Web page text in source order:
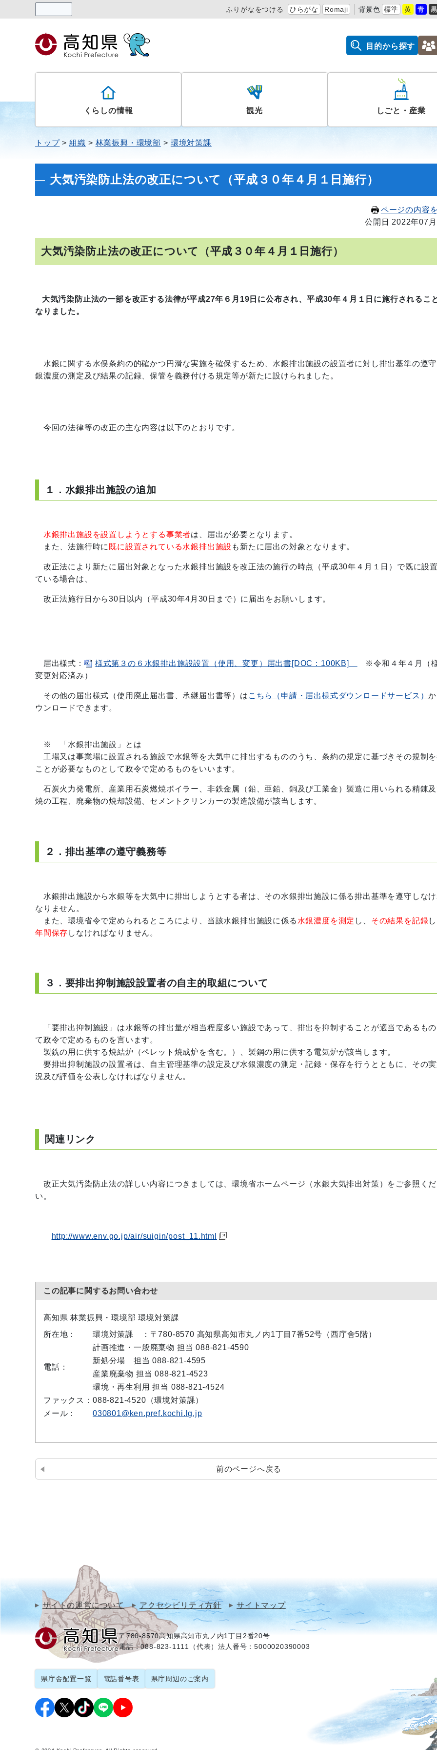
ふりがなをつける ひらがな Romaji 背景色 標準 黄 青
目的から探す
くらしの情報 観光 しごと・産業
トップ 組織 林業振興・環境部 環境対策課
大気汚染防止法の改正について（平成３０年４月１日施行）
ページの内容
公開日 2022年07
大気汚染防止法の改正について（平成３０年４月１日施行）
大気汚染防止法の一部を改正する法律が平成27年６月19日に公布され、平成30年４月１日に施行されるこ
なりました。
水銀に関する水俣条約の的確かつ円滑な実施を確保するため、水銀排出施設の設置者に対し排出基準の遵
銀濃度の測定及び結果の記録、保管を義務付ける規定等が新たに設けられました。
今回の法律等の改正の主な内容は以下のとおりです。
１．水銀排出施設の追加
水銀排出施設を設置しようとする事業者は、届出が必要となります。
また、法施行時に 既に設置されている水銀排出施設 も新たに届出の対象となります。
改正法により新たに届出対象となった水銀排出施設を改正法の施行の時点（平成30年４月１日）で既に設
ている場合は、
改正法施行日から30日以内（平成30年4月30日まで）に届出をお願いします。
届出様式： 様式第３の６水銀排出施設設置（使用、変更）届出書[DOC：100KB]
※令和４年４月（
変更対応済み）
その他の届出様式（使用廃止届出書、承継届出書等）は こちら（申請・届出様式ダウンロードサービス）
ウンロードできます。
※ 「水銀排出施設」とは
工場又は事業場に設置される施設で水銀等を大気中に排出するもののうち、条約の規定に基づきその規制
ことが必要なものとして政令で定めるものをいいます。
石炭火力発電所、産業用石炭燃焼ボイラー、非鉄金属（鉛、亜鉛、銅及び工業金）製造に用いられる精錬
焼の工程、廃棄物の焼却設備、セメントクリンカーの製造設備が該当します。
２．排出基準の遵守義務等
水銀排出施設から水銀等を大気中に排出しようとする者は、その水銀排出施設に係る排出基準を遵守しな
なりません。
また、環境省令で定められるところにより、当該水銀排出施設に係る 水銀濃度を測定 し、 その結果を記録
年間保存 しなければなりません。
３．要排出抑制施設設置者の自主的取組について
「要排出抑制施設」は水銀等の排出量が相当程度多い施設であって、排出を抑制することが適当であるも
て政令で定めるものを言います。
製銑の用に供する焼結炉（ペレット焼成炉を含む。）、製鋼の用に供する電気炉が該当します。
要排出抑制施設の設置者は、自主管理基準の設定及び水銀濃度の測定・記録・保存を行うとともに、その
況及び評価を公表しなければなりません。
関連リンク
改正大気汚染防止法の詳しい内容につきましては、環境省ホームページ（水銀大気排出対策）をご参照く
い。
http://www.env.go.jp/air/suigin/post_11.html
この記事に関するお問い合わせ
高知県 林業振興・環境部 環境対策課
所在地：
環境対策課 ：〒780-8570 高知県高知市丸ノ内1丁目7番52号（西庁舎5階）
電話：
計画推進・一般廃棄物 担当 088-821-4590
新処分場 担当 088-821-4595
産業廃棄物 担当 088-821-4523
環境・再生利用 担当 088-821-4524
ファックス： 088-821-4520（環境対策課）
メール：
030801@ken.pref.kochi.lg.jp
前のページへ戻る
サイトの運営について アクセシビリティ方針 サイトマップ
〒780-8570高知県高知市丸ノ内1丁目2番20号
電話：088-823-1111（代表）法人番号：5000020390003
県庁舎配置一覧 電話番号表 県庁周辺のご案内